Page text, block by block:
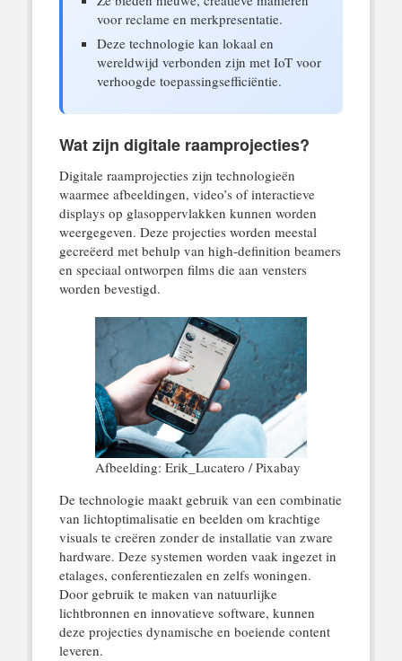
voor reclame en merkpresentatie.
Deze technologie kan lokaal en
wereldwijd verbonden zijn met IoT voor
verhoogde toepassingsefficiëntie.
Wat zijn digitale raamprojecties?
Digitale raamprojecties zijn technologieën
waarmee afbeeldingen, video’s of interactieve
displays op glasoppervlakken kunnen worden
weergegeven. Deze projecties worden meestal
gecreëerd met behulp van high-definition beamers
en speciaal ontworpen films die aan vensters
worden bevestigd.
Afbeelding: Erik_Lucatero / Pixabay
De technologie maakt gebruik van een combinatie
van lichtoptimalisatie en beelden om krachtige
visuals te creëren zonder de installatie van zware
hardware. Deze systemen worden vaak ingezet in
etalages, conferentiezalen en zelfs woningen.
Door gebruik te maken van natuurlijke
lichtbronnen en innovatieve software, kunnen
deze projecties dynamische en boeiende content
leveren.